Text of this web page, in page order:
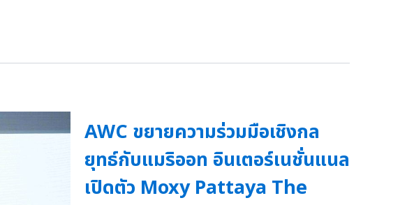
AWC ขยายความร่วมมือเชิงกล
ยุทธ์กับแมริออท อินเตอร์เนชั่นแนล
เปิดตัว Moxy Pattaya The